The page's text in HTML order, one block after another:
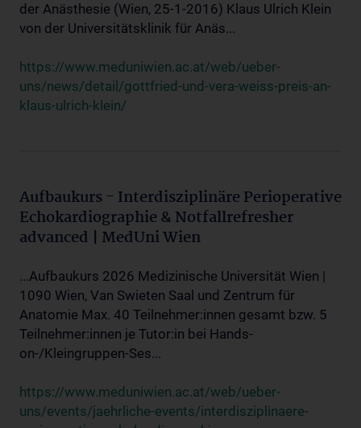
der Anästhesie (Wien, 25-1-2016) Klaus Ulrich Klein
von der Universitätsklinik für Anäs...
https://www.meduniwien.ac.at/web/ueber-
uns/news/detail/gottfried-und-vera-weiss-preis-an-
klaus-ulrich-klein/
Aufbaukurs - Interdisziplinäre Perioperative
Echokardiographie & Notfallrefresher
advanced | MedUni Wien
...Aufbaukurs 2026 Medizinische Universität Wien |
1090 Wien, Van Swieten Saal und Zentrum für
Anatomie Max. 40 Teilnehmer:innen gesamt bzw. 5
Teilnehmer:innen je Tutor:in bei Hands-
on-/Kleingruppen-Ses...
https://www.meduniwien.ac.at/web/ueber-
uns/events/jaehrliche-events/interdisziplinaere-